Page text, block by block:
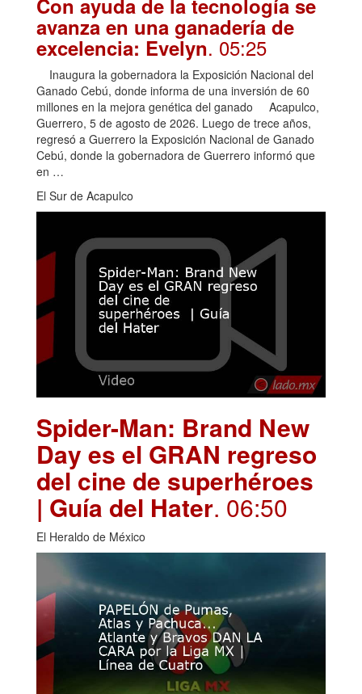
Con ayuda de la tecnología se
avanza en una ganadería de
excelencia: Evelyn. 05:25
Inaugura la gobernadora la Exposición Nacional del
Ganado Cebú, donde informa de una inversión de 60
millones en la mejora genética del ganado Acapulco,
Guerrero, 5 de agosto de 2026. Luego de trece años,
regresó a Guerrero la Exposición Nacional de Ganado
Cebú, donde la gobernadora de Guerrero informó que
en …
El Sur de Acapulco
Spider-Man: Brand New
Day es el GRAN regreso
del cine de superhéroes
| Guía del Hater. 06:50
El Heraldo de México